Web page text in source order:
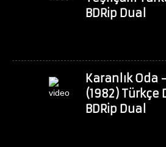
BDRip Dual
Karanlık Oda
(1982) Türkçe
BDRip Dual